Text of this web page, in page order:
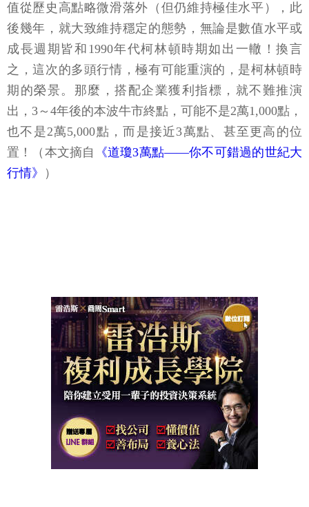
值從歷史高點略微滑落外（但仍維持極佳水平），此
後幾年，就大致維持穩定的態勢，無論是數值水平或
成長週期皆和1990年代柯林頓時期如出一轍！換言
之，這次的多頭行情，極有可能重演的，是柯林頓時
期的榮景。那麼，搭配企業獲利指標，就不難推演
出，3～4年後的本波牛市終點，可能不是2萬1,000點，
也不是2萬5,000點，而是接近3萬點、甚至更高的位
置！（本文摘自
《道瓊3萬點——你不可錯過的世紀大
行情》
）